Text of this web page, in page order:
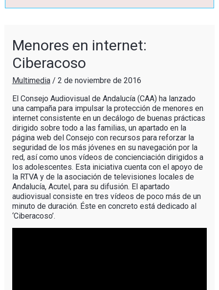
Menores en internet:
Ciberacoso
Multimedia/ 2 de noviembre de 2016
El Consejo Audiovisual de Andalucía (CAA) ha lanzado
una campaña para impulsar la protección de menores en
internet consistente en un decálogo de buenas prácticas
dirigido sobre todo a las familias, un apartado en la
página web del Consejo con recursos para reforzar la
seguridad de los más jóvenes en su navegación por la
red, así como unos vídeos de concienciación dirigidos a
los adolescentes. Esta iniciativa cuenta con el apoyo de
la RTVA y de la asociación de televisiones locales de
Andalucía, Acutel, para su difusión. El apartado
audiovisual consiste en tres vídeos de poco más de un
minuto de duración. Éste en concreto está dedicado al
‘Ciberacoso’.